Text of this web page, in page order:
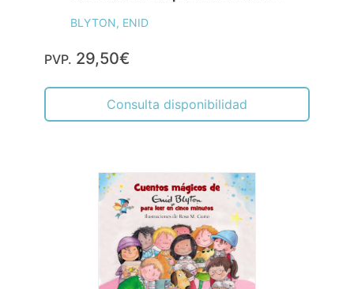
BLYTON, ENID
PVP. 29,50€
Consulta disponibilidad